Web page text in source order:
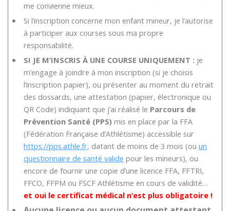
me convienne mieux.
Si l’inscription concerne mon enfant mineur, je l’autorise
à participer aux courses sous ma propre
responsabilité.
SI JE M’INSCRIS À UNE COURSE UNIQUEMENT : je
m’engage à joindre à mon inscription (si je choisis
l’inscription papier), ou présenter au moment du retrait
des dossards, une attestation (papier, électronique ou
QR Code) indiquant que j’ai réalisé le Parcours de
Prévention Santé (PPS) mis en place par la FFA
(Fédération Française d’Athlétisme) accessible sur
https://pps.athle.fr, datant de moins de 3 mois (ou un
questionnaire de santé valide pour les mineurs), ou
encore de fournir une copie d’une licence FFA, FFTRI,
FFCO, FFPM ou FSCF Athlétisme en cours de validité…
et oui le certificat médical n’est plus obligatoire !